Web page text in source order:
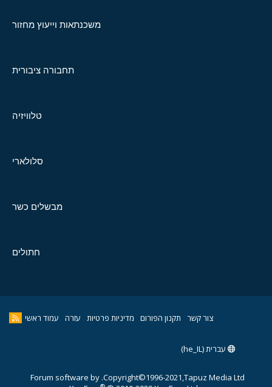
משכנתאות וייעוץ מחזור
תחבורה ציבורית
טלוויזיה
סלולארי
מבשלים כשר
חתולים
צור קשר תקנון הפורום מדיניות פרטיות עזרה עמוד ראשי
עברית (he_IL)
Copyright©1996-2021,Tapuz Media Ltd.
Forum software by